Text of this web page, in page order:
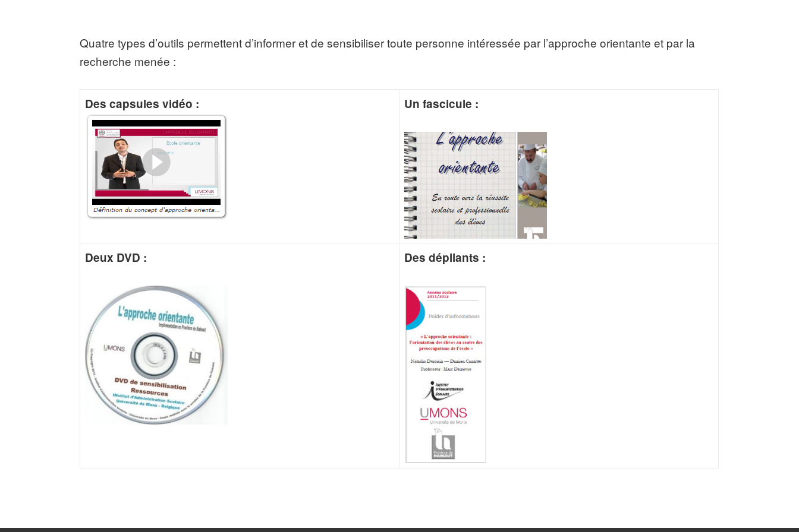
Quatre types d’outils permettent d’informer et de sensibiliser toute personne intéressée par l’approche orientante et par la
recherche menée :
Des capsules vidéo : Un fascicule :
Deux DVD : Des dépliants :